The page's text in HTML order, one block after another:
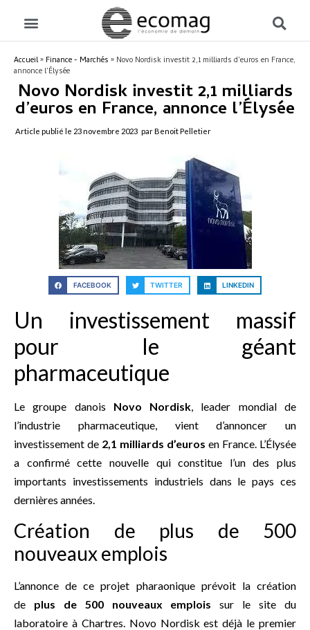
Accueil» Finance - Marchés » Novo Nordisk investit 2,1 milliards d’euros en France,
annonce l’Élysée
Novo Nordisk investit 2,1 milliards
d’euros en France, annonce l’Élysée
Article publié le 23 novembre 2023 par Benoit Pelletier
FACEBOOK TWITTER LINKEDIN
Un investissement massif
pour le géant
pharmaceutique
Le groupe danois Novo Nordisk, leader mondial de
l’industrie pharmaceutique, vient d’annoncer un
investissement de 2,1 milliards d’euros en France. L’Élysée
a confirmé cette nouvelle qui constitue l’un des plus
importants investissements industriels dans le pays ces
dernières années.
Création de plus de 500
nouveaux emplois
L’annonce de ce projet pharaonique prévoit la création
de plus de 500 nouveaux emplois sur le site du
laboratoire à Chartres. Novo Nordisk est déjà le premier